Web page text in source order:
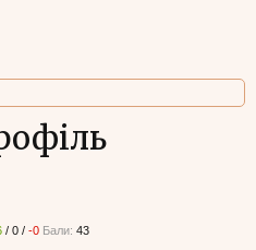
/ 0 / -0 Бали: 43